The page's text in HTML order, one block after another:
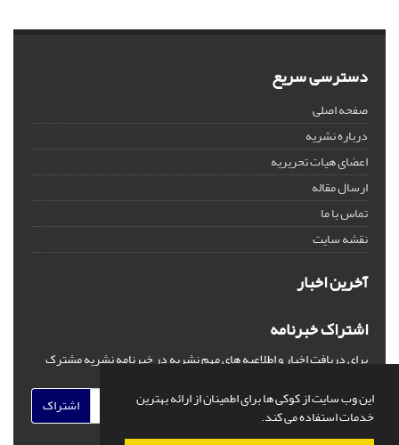
این وب سایت از کوکی ها برای اطمینان از ارائه بهترین
خدمات استفاده می کند.
دسترسی سریع
صفحه اصلی
درباره نشریه
اعضای هیات تحریریه
ارسال مقاله
تماس با ما
نقشه سایت
آخرین اخبار
اشتراک خبرنامه
برای دریافت اخبار و اطلاعیه های مهم نشریه در خبرنامه نشریه مشترک
اشتراک